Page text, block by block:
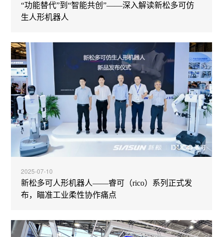
“功能替代”到“智能共创”——深入解读新松多可仿
生人形机器人
2025-07-10
新松多可人形机器人——睿可（rico）系列正式发
布，瞄准工业柔性协作痛点